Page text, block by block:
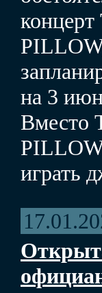
на 3
Вместо
играть